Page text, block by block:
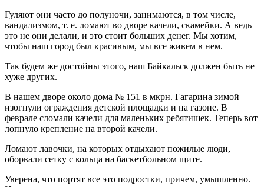
Гуляют они часто до полуночи, занимаются, в том числе,
вандализмом, т. е. ломают во дворе качели, скамейки. А ведь
это не они делали, и это стоит больших денег. Мы хотим,
чтобы наш город был красивым, мы все живем в нем.
Так будем же достойны этого, наш Байкальск должен быть не
хуже других.
В нашем дворе около дома № 151 в мкрн. Гагарина зимой
изогнули ограждения детской площадки и на газоне. В
феврале сломали качели для маленьких ребятишек. Теперь вот
лопнуло крепление на второй качели.
Ломают лавочки, на которых отдыхают пожилые люди,
оборвали сетку с кольца на баскетбольном щите.
Уверена, что портят все это подростки, причем, умышленно.